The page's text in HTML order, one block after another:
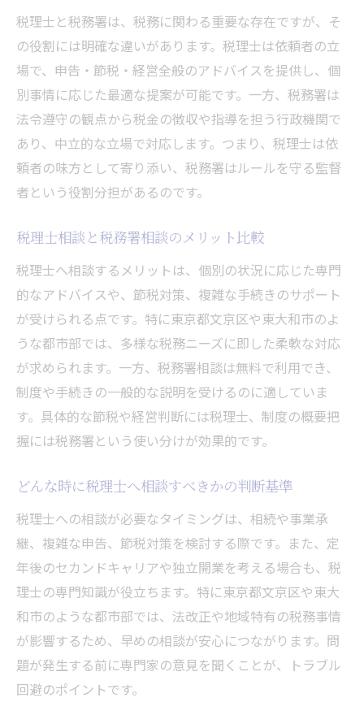
税理士と税務署は、税務に関わる重要な存在ですが、そ
の役割には明確な違いがあります。税理士は依頼者の立
場で、申告・節税・経営全般のアドバイスを提供し、個
別事情に応じた最適な提案が可能です。一方、税務署は
法令遵守の観点から税金の徴収や指導を担う行政機関で
あり、中立的な立場で対応します。つまり、税理士は依
頼者の味方として寄り添い、税務署はルールを守る監督
者という役割分担があるのです。
税理士相談と税務署相談のメリット比較
税理士へ相談するメリットは、個別の状況に応じた専門
的なアドバイスや、節税対策、複雑な手続きのサポート
が受けられる点です。特に東京都文京区や東大和市のよ
うな都市部では、多様な税務ニーズに即した柔軟な対応
が求められます。一方、税務署相談は無料で利用でき、
制度や手続きの一般的な説明を受けるのに適していま
す。具体的な節税や経営判断には税理士、制度の概要把
握には税務署という使い分けが効果的です。
どんな時に税理士へ相談すべきかの判断基準
税理士への相談が必要なタイミングは、相続や事業承
継、複雑な申告、節税対策を検討する際です。また、定
年後のセカンドキャリアや独立開業を考える場合も、税
理士の専門知識が役立ちます。特に東京都文京区や東大
和市のような都市部では、法改正や地域特有の税務事情
が影響するため、早めの相談が安心につながります。問
題が発生する前に専門家の意見を聞くことが、トラブル
回避のポイントです。